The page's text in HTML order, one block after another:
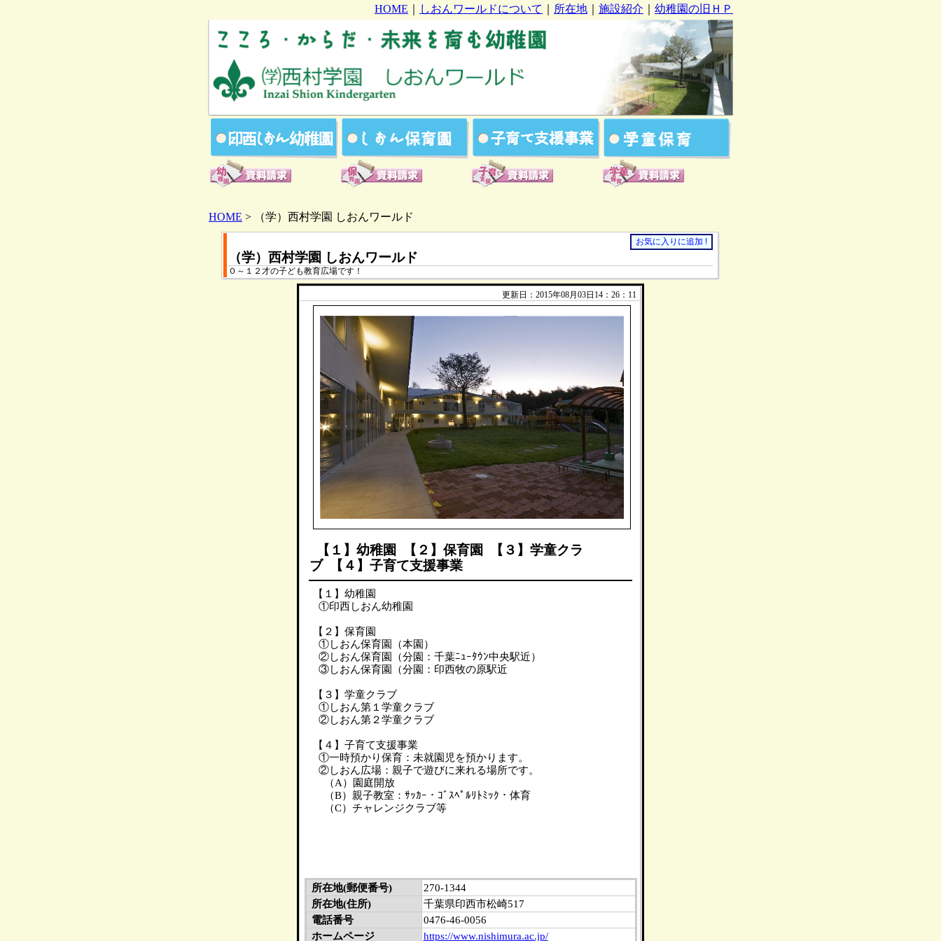
HOME しおんワールドについて 所在地 施設紹介 幼稚園の旧ＨＰ
HOME > （学）西村学園 しおんワールド
（学）西村学園 しおんワールド
０～１２才の子ども教育広場です！
更新日：2015年08月03日14：26：11
【１】幼稚園 【２】保育園 【３】学童クラ
ブ 【４】子育て支援事業
【１】幼稚園
①印西しおん幼稚園
【２】保育園
①しおん保育園（本園）
②しおん保育園（分園：千葉ﾆｭｰﾀｳﾝ中央駅近）
③しおん保育園（分園：印西牧の原駅近
【３】学童クラブ
①しおん第１学童クラブ
②しおん第２学童クラブ
【４】子育て支援事業
①一時預かり保育：未就園児を預かります。
②しおん広場：親子で遊びに来れる場所です。
（A）園庭開放
（B）親子教室：ｻｯｶｰ・ｺﾞｽﾍﾟﾙﾘﾄﾐｯｸ・体育
（C）チャレンジクラブ等
所在地(郵便番号)
270-1344
所在地(住所)
千葉県印西市松崎517
電話番号
0476-46-0056
ホームページ
https://www.nishimura.ac.jp/